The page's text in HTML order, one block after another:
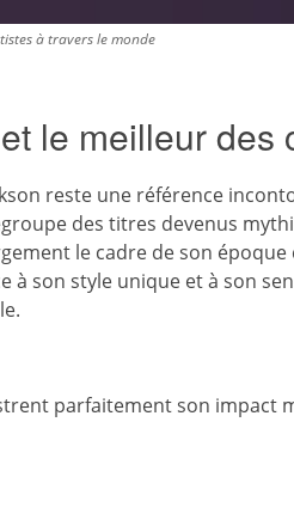
à travers le monde
le meilleur des
reste une référence
des titres devenus
le cadre de son
son style unique et à son
parfaitement son impact